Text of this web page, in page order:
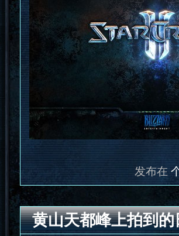
发布在
黄山天都峰上拍到的